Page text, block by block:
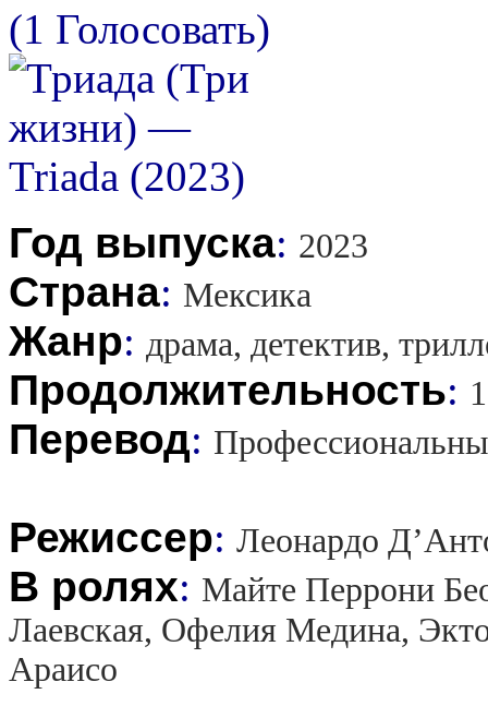
(1 Голосовать)
Год выпуска: 2023
Страна: Мексика
Жанр: драма, детектив,
Продолжительность:
Перевод:
Режиссер: Леонардо
В ролях: Майте Перрони
Лаевская, Офелия Медина,
Араисо